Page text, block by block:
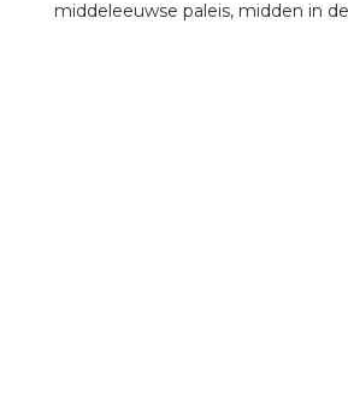
middeleeuwse paleis, midden in